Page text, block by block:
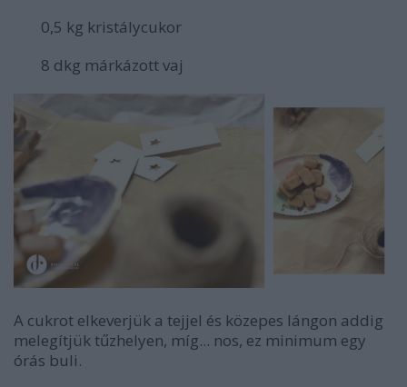
0,5 kg kristálycukor
8 dkg márkázott vaj
A cukrot elkeverjük a tejjel és közepes lángon addig
melegítjük tűzhelyen, míg... nos, ez minimum egy
órás buli.